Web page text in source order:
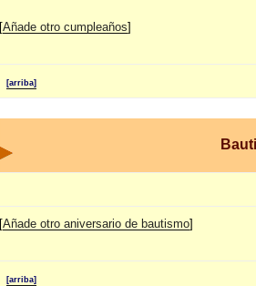
[Añade otro cumpleaños]
[arriba]
[Añade otro aniversario de bautismo]
[arriba]